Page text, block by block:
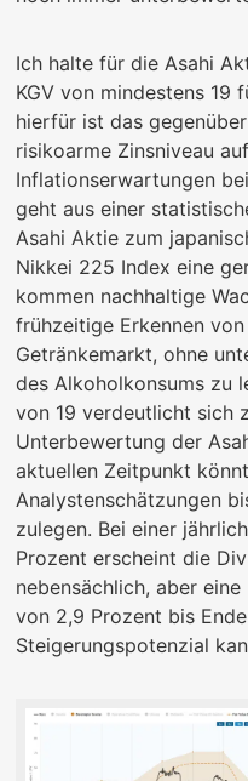
Ich halte für die Asahi
KGV von mindestens 19
hierfür ist das
risikoarme Zinsniveau
Inflationserwartungen
geht aus einer
Asahi Aktie zum
Nikkei 225 Index eine
kommen nachhaltige
frühzeitige Erkennen
Getränkemarkt, ohne
des Alkoholkonsums zu
von 19 verdeutlicht sich
Unterbewertung der
aktuellen Zeitpunkt
Analystenschätzungen
zulegen. Bei einer
Prozent erscheint die
nebensächlich, aber
von 2,9 Prozent bis
Steigerungspotenzial